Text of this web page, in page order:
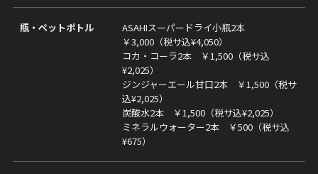
瓶・ペットポトル
ASAHIスーパードライ小瓶2本
￥3,000（税サ込¥4,050）
コカ・コーラ2本 ￥1,500（税サ込
¥2,025）
ジンジャーエール甘口2本 ￥1,500（税サ
込¥2,025）
炭酸水2本 ￥1,500（税サ込¥2,025）
ミネラルウォーター2本 ￥500（税サ込
¥675）